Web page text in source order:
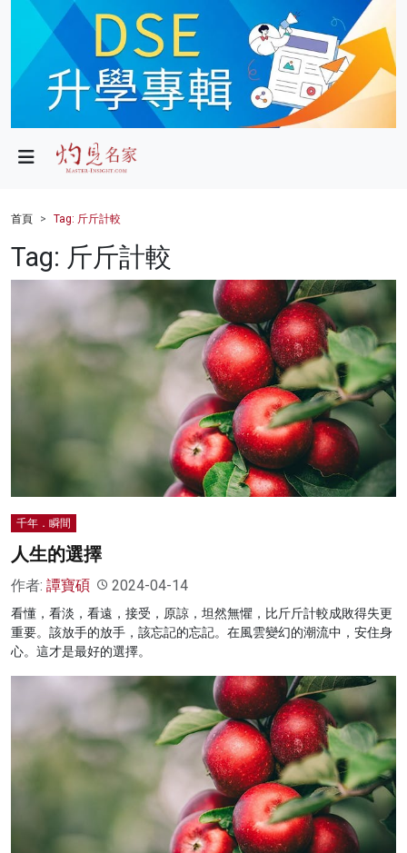
政局
財經
健康
灼見活動
首頁 Tag: 斤斤計較
Tag: 斤斤計較
千年．瞬間
人生的選擇
作者: 譚寶碩 2024-04-14
看懂，看淡，看遠，接受，原諒，坦然無懼，比斤斤計較成敗得失更
重要。該放手的放手，該忘記的忘記。在風雲變幻的潮流中，安住身
心。這才是最好的選擇。